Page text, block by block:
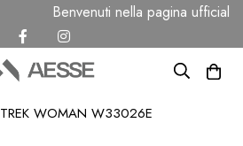
Benvenuti nella pagina
TREK WOMAN W33026E